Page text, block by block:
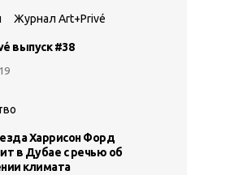
Журнал Art+Privé
выпуск #38
Харрисон Форд
в Дубае с речью об
климата